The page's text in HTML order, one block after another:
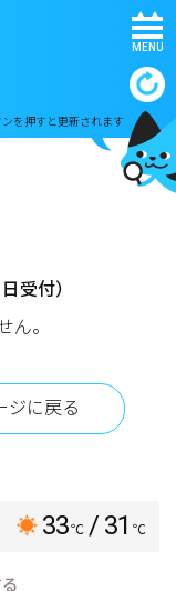
MENU
ンを押すと更新されます
受付）
ん。
ジに戻る
33℃ / 31 ℃